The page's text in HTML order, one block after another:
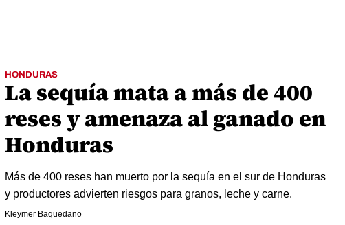
HONDURAS
La sequía mata a más de 400
reses y amenaza al ganado en
Honduras
Más de 400 reses han muerto por la sequía en el sur de Honduras
y productores advierten riesgos para granos, leche y carne.
Kleymer Baquedano